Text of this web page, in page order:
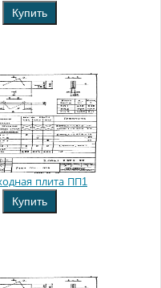
Купить
плита ПП1
Купить